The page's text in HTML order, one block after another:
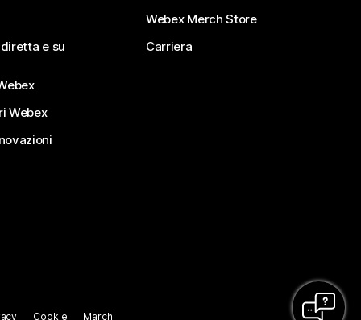
e su
Webex
Webex Merch Store
Carriera
Cookie Marchi